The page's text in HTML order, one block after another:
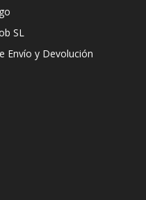
SL
Envío y Devolución